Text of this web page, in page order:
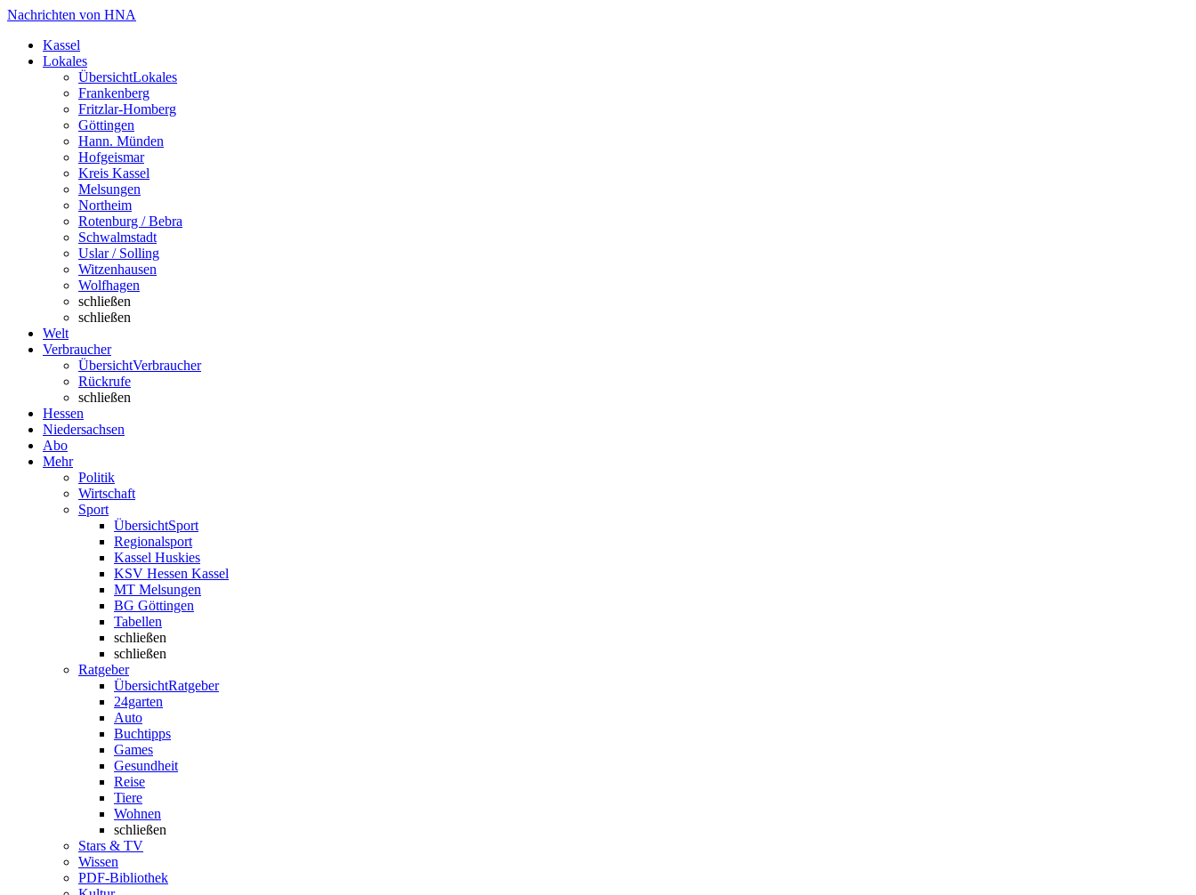
Nachrichten von HNA
Kassel
Lokales
ÜbersichtLokales
Frankenberg
Fritzlar-Homberg
Göttingen
Hann. Münden
Hofgeismar
Kreis Kassel
Melsungen
Northeim
Rotenburg / Bebra
Schwalmstadt
Uslar / Solling
Witzenhausen
Wolfhagen
schließen
schließen
Welt
Verbraucher
ÜbersichtVerbraucher
Rückrufe
schließen
Hessen
Niedersachsen
Abo
Mehr
Politik
Wirtschaft
Sport
ÜbersichtSport
Regionalsport
Kassel Huskies
KSV Hessen Kassel
MT Melsungen
BG Göttingen
Tabellen
schließen
schließen
Ratgeber
ÜbersichtRatgeber
24garten
Auto
Buchtipps
Games
Gesundheit
Reise
Tiere
Wohnen
schließen
Stars & TV
Wissen
PDF-Bibliothek